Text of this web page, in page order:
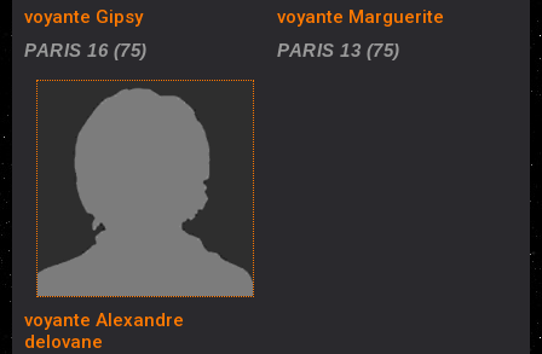
voyante Gipsy
PARIS 16 (75)
voyante Marguerite
PARIS 13 (75)
voyante Alexandre
delovane